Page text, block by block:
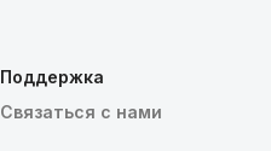
Поддержка
Связаться с нами